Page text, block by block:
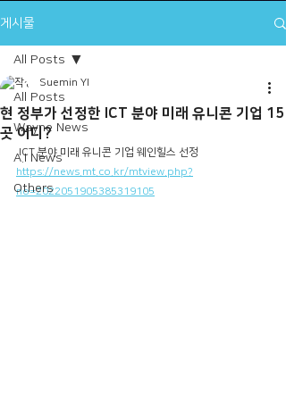
게시물
All Posts
Wayne News
A.I News
Others
All Posts
현 정부가 선정한 ICT 분야 미래 유니콘 기업 15
곳 어디?
Suemin YI
ICT 분야 미래 유니콘 기업 웨인힐스 선정
https://news.mt.co.kr/mtview.php?
no=2022051905385319105